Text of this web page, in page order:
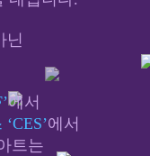
닌
에서
에서
트는